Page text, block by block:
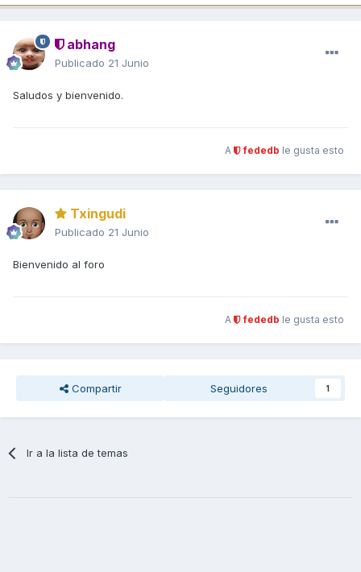
abhang
Publicado 21 Junio
Saludos y bienvenido.
A fededb le gusta esto
Txingudi
Publicado 21 Junio
Bienvenido al foro
A fededb le gusta esto
Compartir Seguidores 1
Ir a la lista de temas